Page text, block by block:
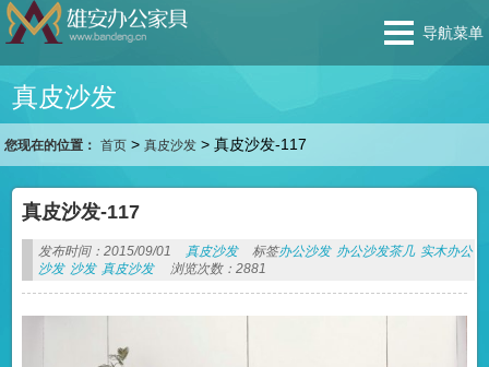
导航菜单
真皮沙发
您现在的位置： 首页 >真皮沙发 >真皮沙发-117
真皮沙发-117
发布时间：2015/09/01 真皮沙发 标签办公沙发 办公沙发茶几 实木办公
沙发 沙发 真皮沙发 浏览次数：2881